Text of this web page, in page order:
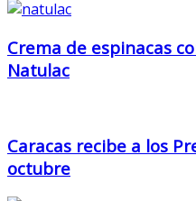
Crema de espinacas
Natulac
Caracas recibe a los
octubre